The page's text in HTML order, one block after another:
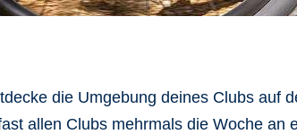
die Umgebung deines Clubs auf
allen Clubs mehrmals die Woche an